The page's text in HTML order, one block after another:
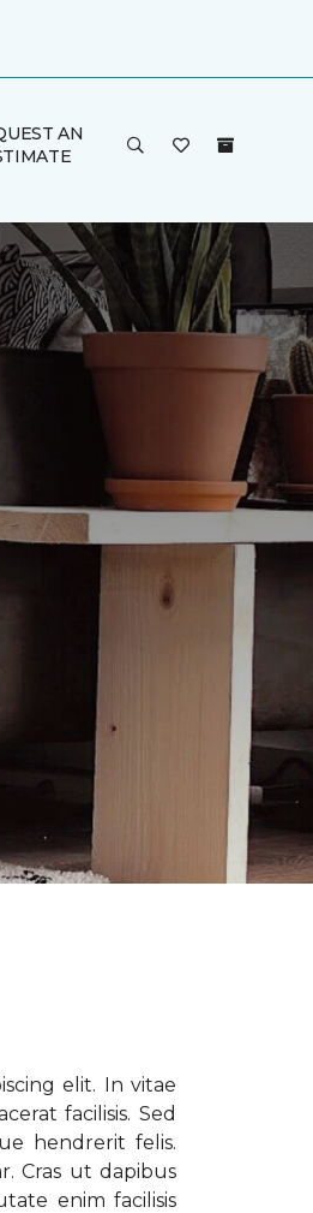
AN
elit. In vitae
facilisis. Sed
hendrerit felis.
Cras ut dapibus
enim facilisis